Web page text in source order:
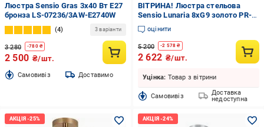
Люстра Sensio Gras 3x40 Вт E27
бронза LS-07236/3AW-E2740W
4 3 варіанти
3 280 -780₴
2 500 ₴/шт.
Cамовивіз Доставимо
ВІТРИНА! Люстра стельова
Sensio Lunaria 8xG9 золото PR-
PL241027-8
оцінити
5 200 -2 578 ₴
2 622 ₴/шт.
Уцінка: Товар з вітрини
Cамовивіз
Доставка
недоступна